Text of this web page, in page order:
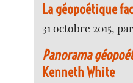
La géopoétique
31 octobre 2015,
Panorama
Kenneth White